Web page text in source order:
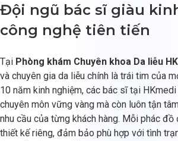
Đội ngũ bác sĩ giàu
công nghệ tiên tiến
Tại Phòng khám Chuyên khoa Da liễu
và chuyên gia da liễu chính là trái tim của
10 năm kinh nghiệm, các bác sĩ tại
chuyên môn vững vàng mà còn luôn tận
nhu cầu của từng khách hàng. Mỗi phác
thiết kế riêng, đảm bảo phù hợp với tình